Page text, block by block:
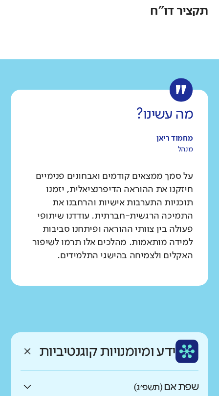
רקע חברתי כלכלי
ממוצע תלמידים בכיתה
נמוך
תקציר דו"ח
מה עשינו?
מחמוד ריאן
מנהל
על סמך ממצאים קודמים ואבחונים פנימיים
חיזקנו את ההוראה הדיפרנציאלית, יזמנו
תוכניות התערבות אישיות והרחבנו את
התמיכה הרגשית-חברתית. עודדנו שיתופי
פעולה בין צוותי ההוראה ופיתחנו סביבות
למידה מותאמות. מהלכים אלו תרמו לשיפור
האקלים ולצמיחה בהישגי התלמידים.
ידע ומיומנויות קוגנטיביות
שפת אם(תשפ״ג)